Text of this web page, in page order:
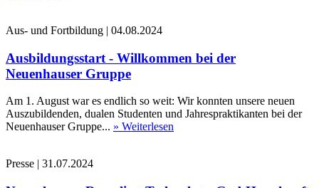
Aus- und Fortbildung | 04.08.2024
Ausbildungsstart - Willkommen bei der
Neuenhauser Gruppe
Am 1. August war es endlich so weit: Wir konnten unsere neuen
Auszubildenden, dualen Studenten und Jahrespraktikanten bei der
Neuenhauser Gruppe... » Weiterlesen
Presse | 31.07.2024